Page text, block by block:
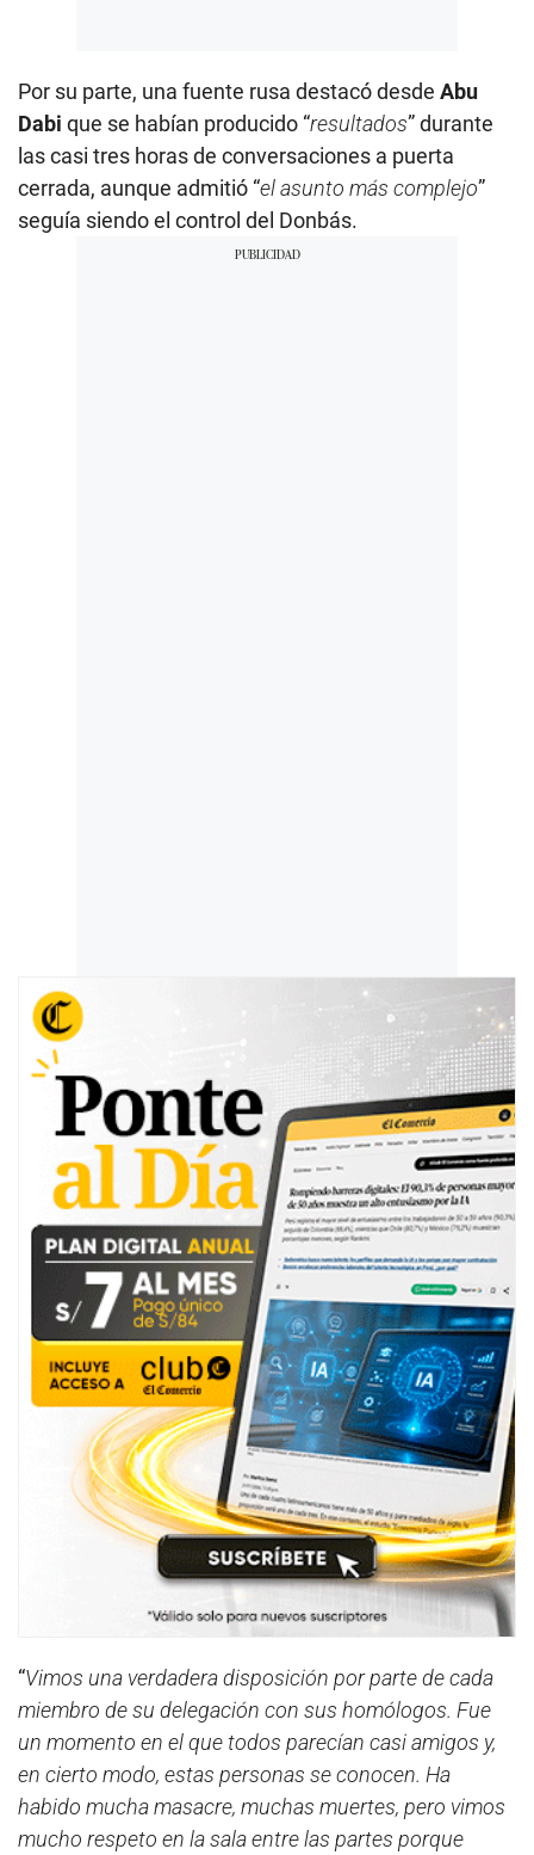
Por su parte, una fuente rusa destacó desde Abu
Dabi que se habían producido “resultados” durante
las casi tres horas de conversaciones a puerta
cerrada, aunque admitió “el asunto más complejo”
seguía siendo el control del Donbás.
“Vimos una verdadera disposición por parte de cada
miembro de su delegación con sus homólogos. Fue
un momento en el que todos parecían casi amigos y,
en cierto modo, estas personas se conocen. Ha
habido mucha masacre, muchas muertes, pero vimos
mucho respeto en la sala entre las partes porque